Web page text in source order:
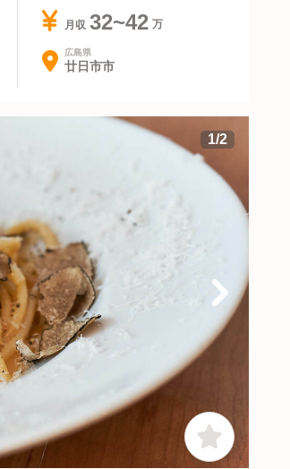
月収 32~42
広島県
廿日市市
1/2